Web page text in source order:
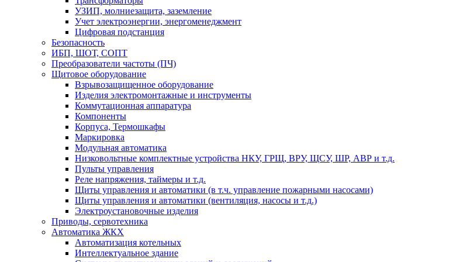
УЗИП, молниезащита, заземление
Учет электроэнергии, энергоменеджмент
Цифровая подстанция
Безопасность
ИБП, ШОТ, СОПТ
Преобразователи частоты (ПЧ)
Щитовое оборудование
Взрывозащищенное оборудование
Изделия электромонтажные и инструменты
Коммутационная аппаратура
Компоненты
Корпуса, Термошкафы
Маркировка
Модульная автоматика
Низковольтные комплектные устройства НКУ, ГРЩ, ВРУ, ЩСУ, ШР, АВР и т.д.
Пульты управления
Реле напряжения, таймеры и т.д.
Щиты управления и автоматики (в т.ч. управление пожарными насосами)
Щиты управления и автоматики (вентиляция, насосы и т.д.)
Электроустановочные изделия
Приводы, сервотехника
Автоматика ЖКХ
Автоматизация котельных
Интеллектуальное здание